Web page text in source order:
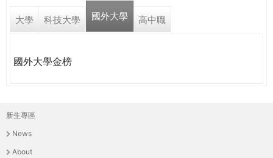
培
養
具
e
r
e
大學 科技大學 國外大學 高中職
國外大學金榜
主
選
新生專區
News
About